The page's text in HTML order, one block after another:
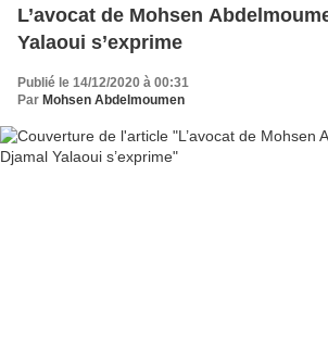
L’avocat de Mohsen
Yalaoui s’exprime
Publié le 14/12/2020 à 00:31
Par Mohsen Abdelmoumen